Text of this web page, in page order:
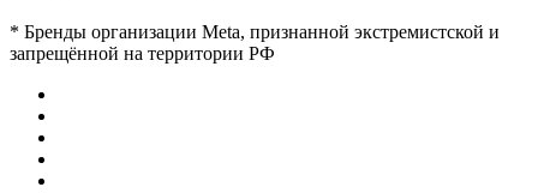
* Бренды организации Meta, признанной экстремистской и
запрещённой на территории РФ